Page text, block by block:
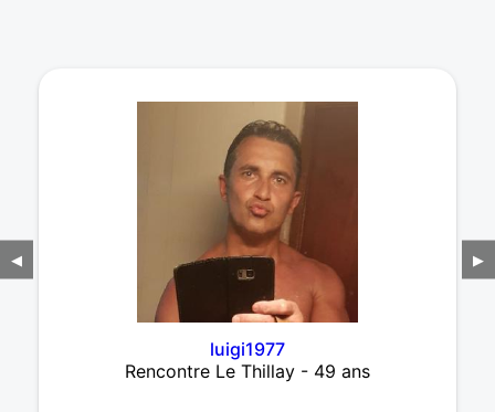
◀
luigi1977
Rencontre Le Thillay - 49 ans
▶